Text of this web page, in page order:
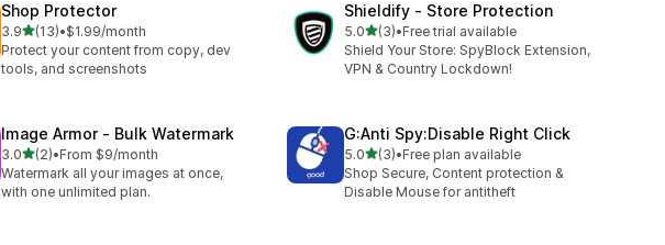
Shop Protector
3.95つ星中
(13)
合計レビュー数：13件
•$1.99/month
Protect your content from copy, dev
tools, and screenshots
Shieldify ‑ Store Protection
5.05つ星中
(3)
合計レビュー数：3件
•Free trial available
Shield Your Store: SpyBlock Extension,
VPN & Country Lockdown!
Image Armor ‑ Bulk Watermark
3.05つ星中
(2)
合計レビュー数：2件
•From $9/month
Watermark all your images at once,
with one unlimited plan.
G:Anti Spy:Disable Right Click
5.05つ星中
(3)
合計レビュー数：3件
•Free plan available
Shop Secure, Content protection &
Disable Mouse for antitheft